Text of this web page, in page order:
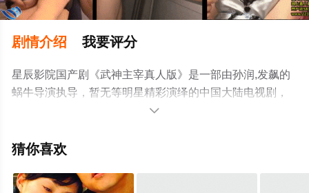
剧情介绍 我要评分
星辰影院国产剧《武神主宰真人版》是一部由孙润,发飙的
蜗牛导演执导，暂无等明星精彩演绎的中国大陆电视剧，
大结局剧情已揭晓（1-30全集），手机免费观看高清无删
至豆瓣电视剧、电视猫或剧情网等平台了解。

猜你喜欢